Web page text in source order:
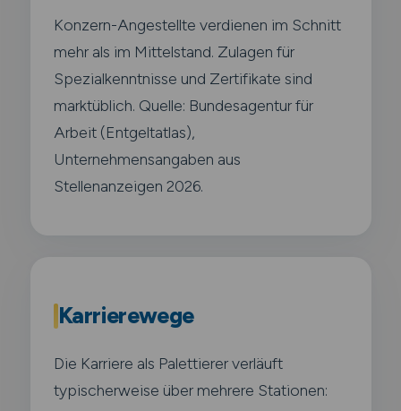
Konzern-Angestellte verdienen im Schnitt
mehr als im Mittelstand. Zulagen für
Spezialkenntnisse und Zertifikate sind
marktüblich. Quelle: Bundesagentur für
Arbeit (Entgeltatlas),
Unternehmensangaben aus
Stellenanzeigen 2026.
Karrierewege
Die Karriere als Palettierer verläuft
typischerweise über mehrere Stationen: